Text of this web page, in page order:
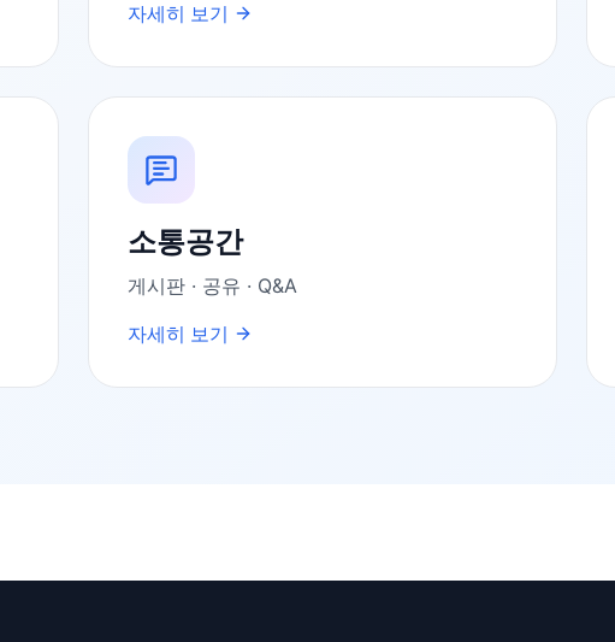
자세히 보기
소통공간
게시판 · 공유 · Q&A
자세히 보기